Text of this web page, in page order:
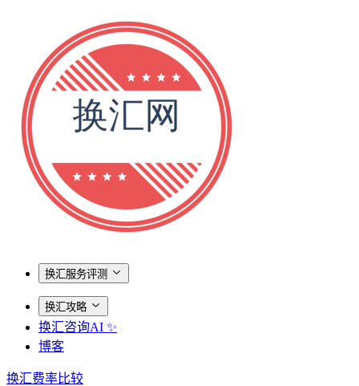
换汇服务评测
换汇攻略
换汇咨询AI ✨
博客
换汇费率比较